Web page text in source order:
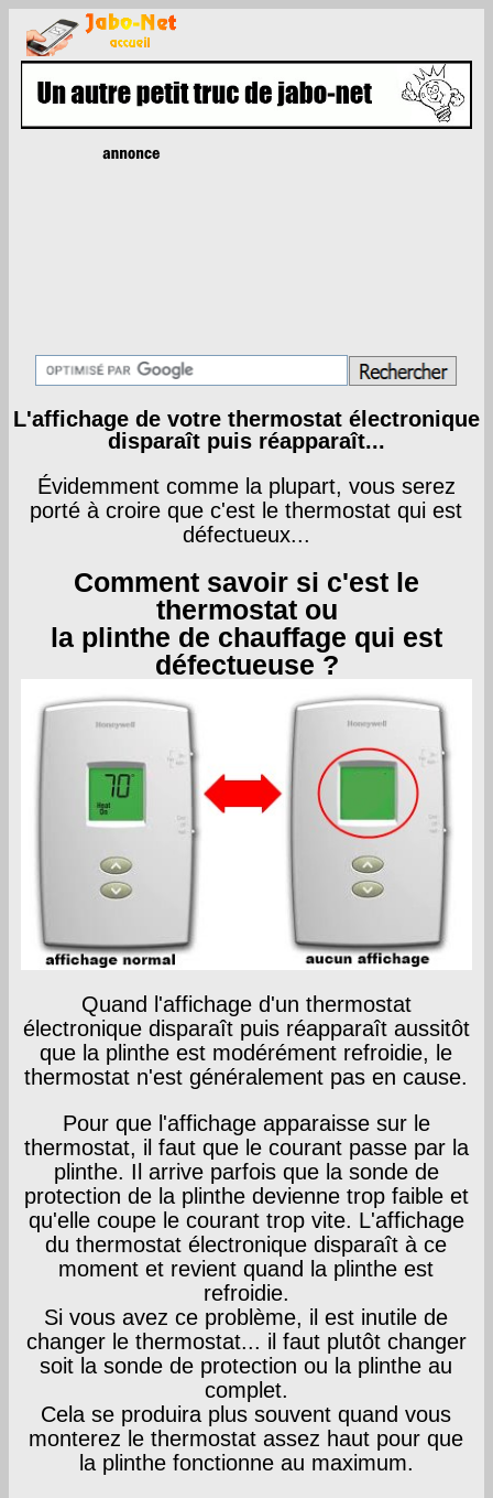
L'affichage de votre thermostat électronique
disparaît puis réapparaît...
Évidemment comme la plupart, vous serez
porté à croire que c'est le thermostat qui est
défectueux...
Comment savoir si c'est le
thermostat ou
la plinthe de chauffage qui est
défectueuse ?
Quand l'affichage d'un thermostat
électronique disparaît puis réapparaît aussitôt
que la plinthe est modérément refroidie, le
thermostat n'est généralement pas en cause.
Pour que l'affichage apparaisse sur le
thermostat, il faut que le courant passe par la
plinthe. Il arrive parfois que la sonde de
protection de la plinthe devienne trop faible et
qu'elle coupe le courant trop vite. L'affichage
du thermostat électronique disparaît à ce
moment et revient quand la plinthe est
refroidie.
Si vous avez ce problème, il est inutile de
changer le thermostat... il faut plutôt changer
soit la sonde de protection ou la plinthe au
complet.
Cela se produira plus souvent quand vous
monterez le thermostat assez haut pour que
la plinthe fonctionne au maximum.